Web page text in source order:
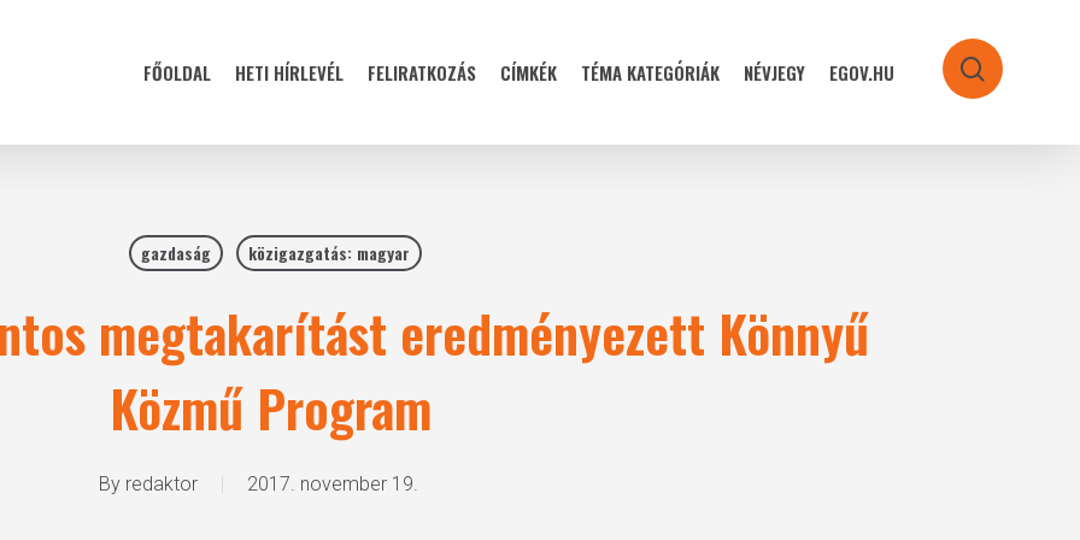
FŐOLDAL HETI HÍRLEVÉL FELIRATKOZÁS CÍMKÉK TÉMA KATEGÓRIÁK NÉVJEGY EGOV.HU search
gazdaság közigazgatás: magyar
megtakarítást eredményezett Könnyű
Közmű Program
By redaktor 2017. november 19.